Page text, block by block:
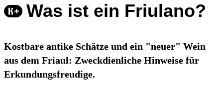
Was ist ein Friulano?
Kostbare antike Schätze und ein "neuer" Wein
aus dem Friaul: Zweckdienliche Hinweise für
Erkundungsfreudige.